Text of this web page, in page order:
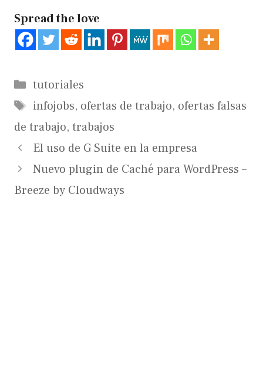
Spread the love
Categorías
tutoriales
Etiquetas
infojobs, ofertas de trabajo, ofertas falsas
de trabajo, trabajos
El uso de G Suite en la empresa
Nuevo plugin de Caché para WordPress –
Breeze by Cloudways